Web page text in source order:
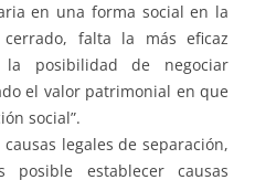
en una forma social en la
falta la más eficaz
posibilidad de negociar
el valor patrimonial en que
social”.
legales de separación,
establecer causas